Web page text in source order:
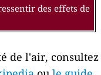
des effets de
de l'air, consultez